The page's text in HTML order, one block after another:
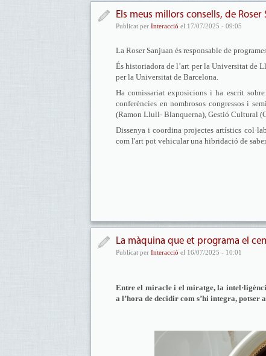
Els meus millors consells, de Roser
Publicat per Interacció el 17/07/2025 - 09:05
La Roser Sanjuan és responsable de
És historiadora de l’art per la Universitat de
per la Universitat de Barcelona.
Ha comissariat exposicions i ha escrit
conferències en nombrosos congressos i
(Ramon Llull- Blanquerna), Gestió Cultural
Dissenya i coordina projectes artístics
com l'art pot vehicular una hibridació de
La màquina que et programa el
Publicat per Interacció el 16/07/2025 - 10:01
Entre el miracle i el miratge, la
a l’hora de decidir com s’hi integra,